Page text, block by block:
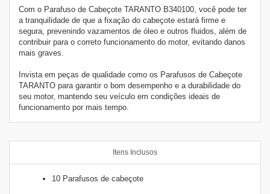
Com o Parafuso de Cabeçote TARANTO B340100, você pode ter
a tranquilidade de que a fixação do cabeçote estará firme e
segura, prevenindo vazamentos de óleo e outros fluidos, além de
contribuir para o correto funcionamento do motor, evitando danos
mais graves.
Invista em peças de qualidade como os Parafusos de Cabeçote
TARANTO para garantir o bom desempenho e a durabilidade do
seu motor, mantendo seu veículo em condições ideais de
funcionamento por mais tempo.
Itens Inclusos
10 Parafusos de cabeçote